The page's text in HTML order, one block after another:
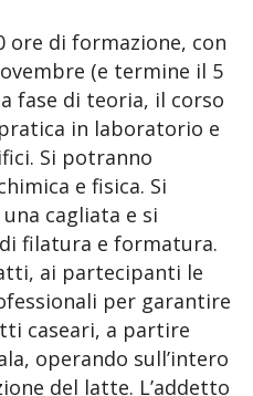
ore di formazione, con
(e termine il 5
fase di teoria, il corso
in laboratorio e
Si potranno
e fisica. Si
cagliata e si
filatura e formatura.
ai partecipanti le
per garantire
caseari, a partire
operando sull’intero
del latte. L’addetto